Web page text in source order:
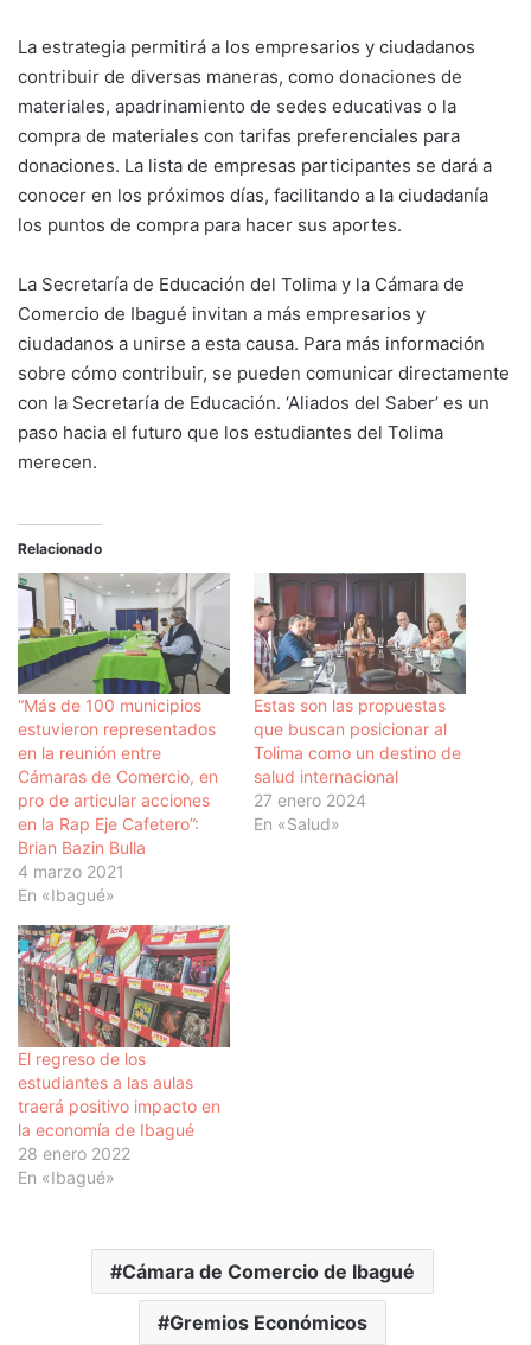
La estrategia permitirá a los empresarios y ciudadanos
contribuir de diversas maneras, como donaciones de
materiales, apadrinamiento de sedes educativas o la
compra de materiales con tarifas preferenciales para
donaciones. La lista de empresas participantes se dará a
conocer en los próximos días, facilitando a la ciudadanía
los puntos de compra para hacer sus aportes.
La Secretaría de Educación del Tolima y la Cámara de
Comercio de Ibagué invitan a más empresarios y
ciudadanos a unirse a esta causa. Para más información
sobre cómo contribuir, se pueden comunicar directamente
con la Secretaría de Educación. ‘Aliados del Saber’ es un
paso hacia el futuro que los estudiantes del Tolima
merecen.
Relacionado
“Más de 100 municipios
estuvieron representados
en la reunión entre
Cámaras de Comercio, en
pro de articular acciones
en la Rap Eje Cafetero”:
Brian Bazin Bulla
4 marzo 2021
En «Ibagué»
Estas son las propuestas
que buscan posicionar al
Tolima como un destino de
salud internacional
27 enero 2024
En «Salud»
El regreso de los
estudiantes a las aulas
traerá positivo impacto en
la economía de Ibagué
28 enero 2022
En «Ibagué»
Cámara de Comercio de Ibagué
Gremios Económicos